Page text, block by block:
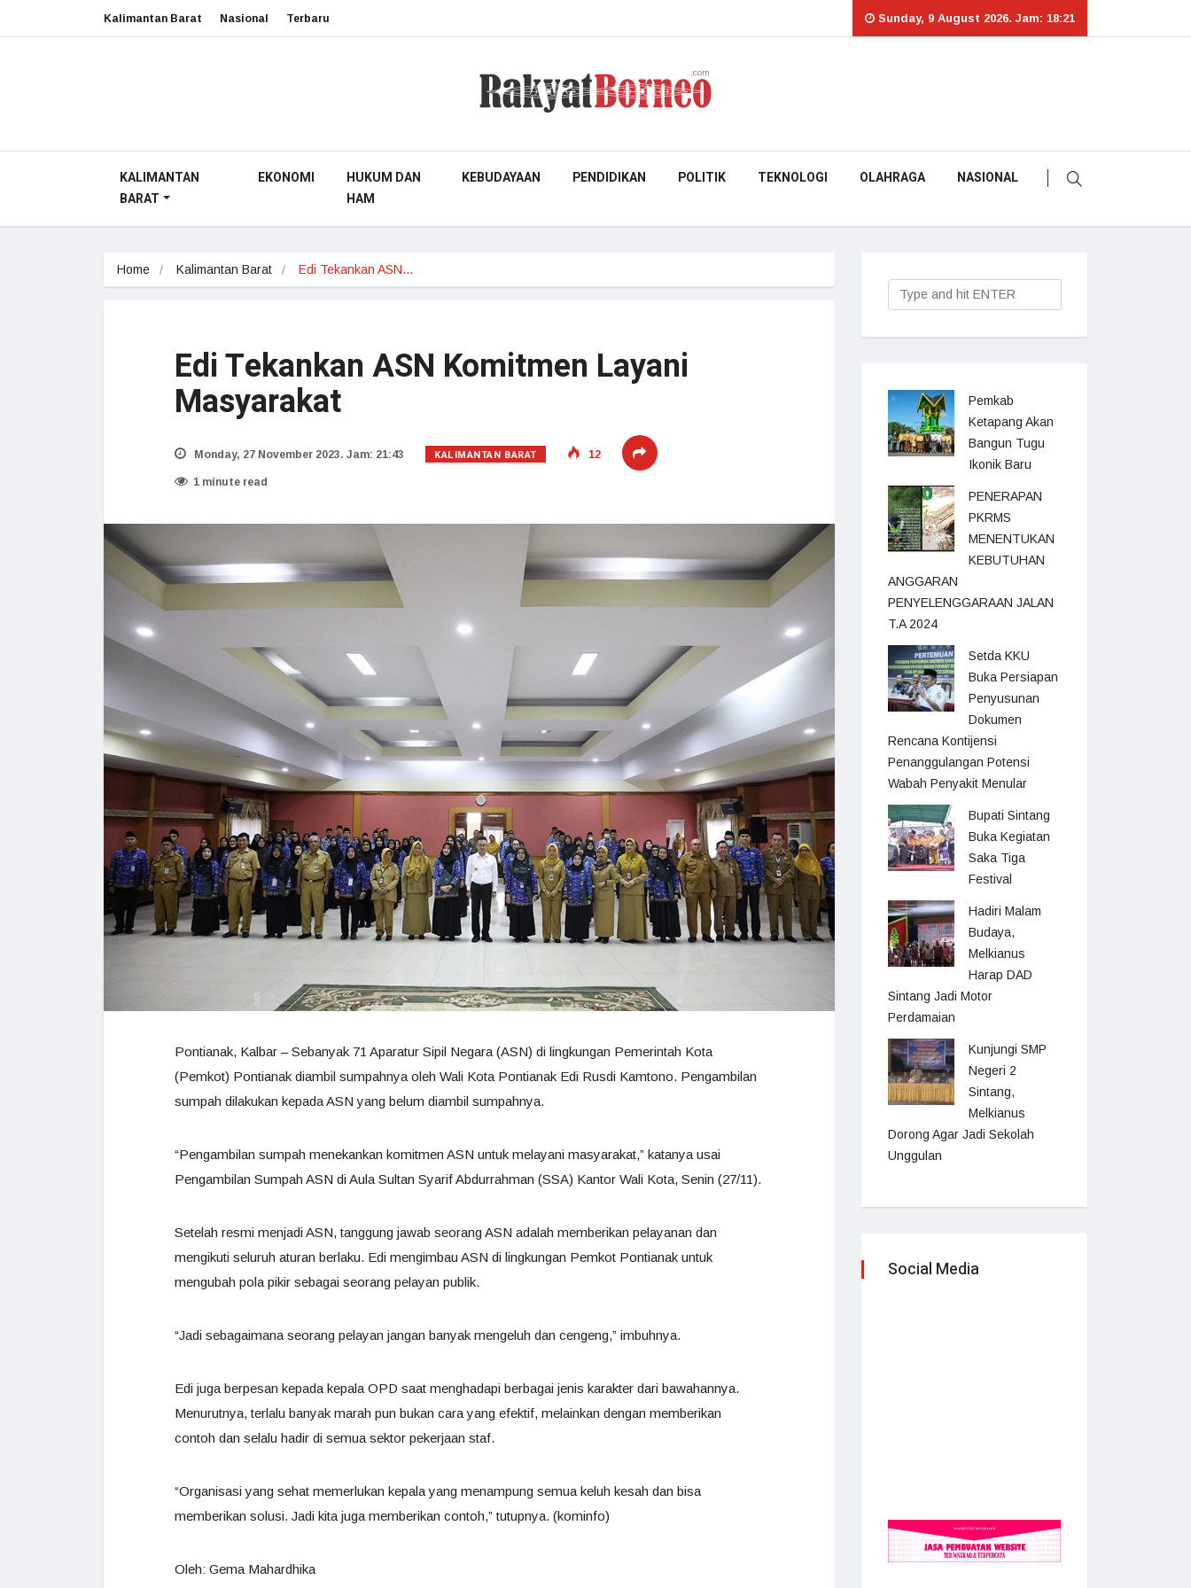
Kalimantan Barat Nasional Terbaru Sunday, 9 August 2026. Jam: 18:21
KALIMANTAN
BARAT
EKONOMI
HUKUM DAN
HAM
KEBUDAYAAN PENDIDIKAN POLITIK TEKNOLOGI OLAHRAGA NASIONAL
Home Kalimantan Barat Edi Tekankan ASN…
Edi Tekankan ASN Komitmen Layani
Masyarakat
Monday, 27 November 2023. Jam: 21:43 KALIMANTAN BARAT 12
1 minute read
Pontianak, Kalbar – Sebanyak 71 Aparatur Sipil Negara (ASN) di lingkungan Pemerintah Kota
(Pemkot) Pontianak diambil sumpahnya oleh Wali Kota Pontianak Edi Rusdi Kamtono. Pengambilan
sumpah dilakukan kepada ASN yang belum diambil sumpahnya.
“Pengambilan sumpah menekankan komitmen ASN untuk melayani masyarakat,” katanya usai
Pengambilan Sumpah ASN di Aula Sultan Syarif Abdurrahman (SSA) Kantor Wali Kota, Senin (27/11).
Setelah resmi menjadi ASN, tanggung jawab seorang ASN adalah memberikan pelayanan dan
mengikuti seluruh aturan berlaku. Edi mengimbau ASN di lingkungan Pemkot Pontianak untuk
mengubah pola pikir sebagai seorang pelayan publik.
“Jadi sebagaimana seorang pelayan jangan banyak mengeluh dan cengeng,” imbuhnya.
Edi juga berpesan kepada kepala OPD saat menghadapi berbagai jenis karakter dari bawahannya.
Menurutnya, terlalu banyak marah pun bukan cara yang efektif, melainkan dengan memberikan
contoh dan selalu hadir di semua sektor pekerjaan staf.
“Organisasi yang sehat memerlukan kepala yang menampung semua keluh kesah dan bisa
memberikan solusi. Jadi kita juga memberikan contoh,” tutupnya. (kominfo)
Oleh: Gema Mahardhika
Pemkab
Ketapang Akan
Bangun Tugu
Ikonik Baru
PENERAPAN
PKRMS
MENENTUKAN
KEBUTUHAN
ANGGARAN
PENYELENGGARAAN JALAN
T.A 2024
Setda KKU
Buka Persiapan
Penyusunan
Dokumen
Rencana Kontijensi
Penanggulangan Potensi
Wabah Penyakit Menular
Bupati Sintang
Buka Kegiatan
Saka Tiga
Festival
Hadiri Malam
Budaya,
Melkianus
Harap DAD
Sintang Jadi Motor
Perdamaian
Kunjungi SMP
Negeri 2
Sintang,
Melkianus
Dorong Agar Jadi Sekolah
Unggulan
Social Media